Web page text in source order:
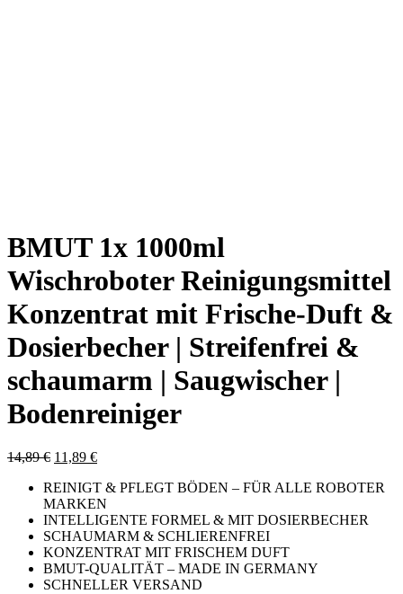
BMUT 1x 1000ml
Wischroboter Reinigungsmittel
Konzentrat mit Frische-Duft &
Dosierbecher | Streifenfrei &
schaumarm | Saugwischer |
Bodenreiniger
14,89€ Le
initial
était :
14,89 €.
11,89 €Le
actuel
est :
11,89 €.
REINIGT & PFLEGT BÖDEN – FÜR ALLE ROBOTER
MARKEN
INTELLIGENTE FORMEL & MIT DOSIERBECHER
SCHAUMARM & SCHLIERENFREI
KONZENTRAT MIT FRISCHEM DUFT
BMUT-QUALITÄT – MADE IN GERMANY
SCHNELLER VERSAND